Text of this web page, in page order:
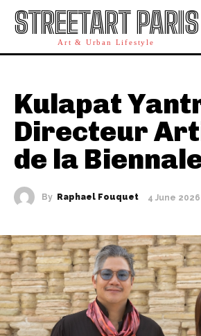
STREETART PARIS
Art & Urban Lifestyle
Kulapat
Directeur
de la
By Raphael Fouquet 4 June 2026